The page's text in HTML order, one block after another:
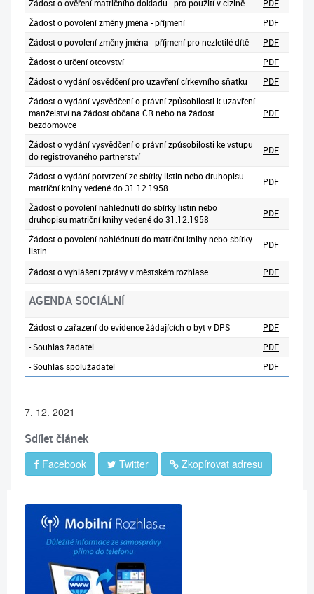
Žádost o ověření matričního dokladu - pro použití v cizině
PDF
Žádost o povolení změny jména - příjmení
PDF
Žádost o povolení změny jména - příjmení pro nezletilé dítě
PDF
Žádost o určení otcovství
PDF
Žádost o vydání osvědčení pro uzavření církevního sňatku
PDF
Žádost o vydání vysvědčení o právní způsobilosti k uzavření
manželství na žádost občana ČR nebo na žádost
bezdomovce
PDF
Žádost o vydání vysvědčení o právní způsobilosti ke vstupu
do registrovaného partnerství
PDF
Žádost o vydání potvrzení ze sbírky listin nebo druhopisu
matriční knihy vedené do 31.12.1958
PDF
Žádost o povolení nahlédnutí do sbírky listin nebo
druhopisu matriční knihy vedené do 31.12.1958
PDF
Žádost o povolení nahlédnutí do matriční knihy nebo sbírky
listin
PDF
Žádost o vyhlášení zprávy v městském rozhlase PDF
AGENDA SOCIÁLNÍ
Žádost o zařazení do evidence žádajících o byt v DPS
PDF
- Souhlas žadatel
PDF
- Souhlas spolužadatel
PDF
7. 12. 2021
Sdílet článek
Facebook Twitter Zkopírovat adresu